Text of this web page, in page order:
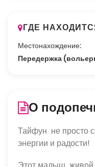
ГДЕ
Местонахождение:
Передержка
О
Тайфун  не просто
энергии и радости!